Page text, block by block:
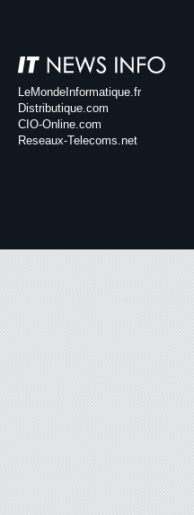
LeMondeInformatique.fr
Distributique.com
CIO-Online.com
Reseaux-Telecoms.net